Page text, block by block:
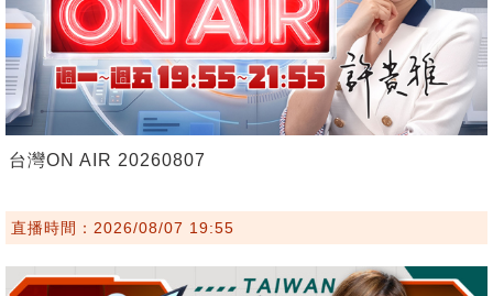
台灣ON AIR 20260807
直播時間：2026/08/07 19:55